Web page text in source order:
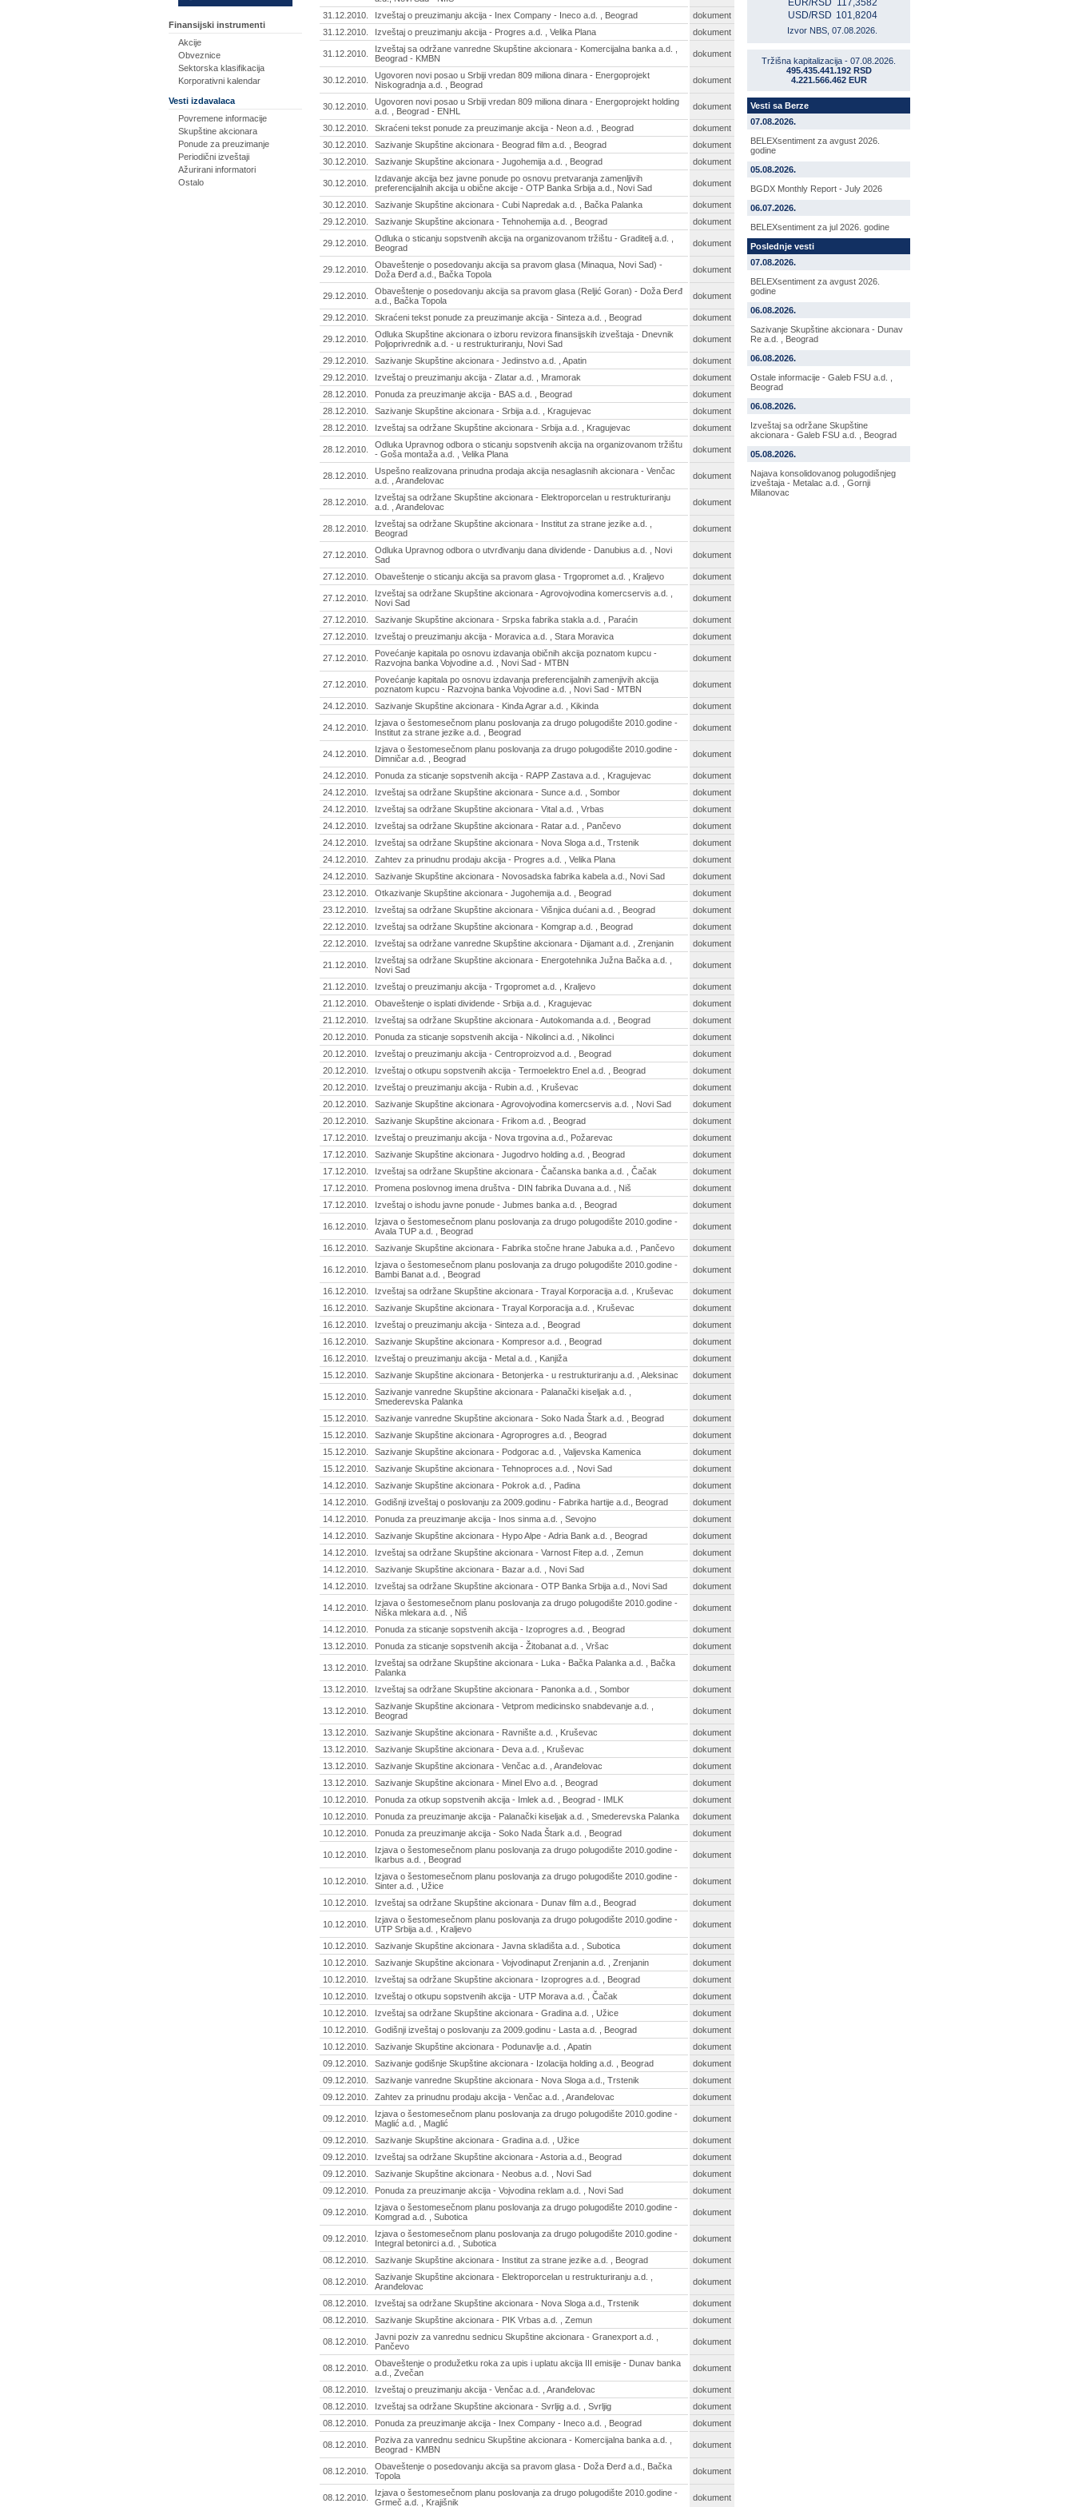
Finansijski instrumenti
Akcije
Obveznice
Sektorska klasifikacija
Korporativni kalendar
Vesti izdavalaca
Povremene informacije
Skupštine akcionara
Ponude za preuzimanje
Periodični izveštaji
Ažurirani informatori
Ostalo
31.12.2010. Izveštaj o preuzimanju akcija - Inex Company - Ineco a.d. , Beograd
dokument
31.12.2010.
Izveštaj o preuzimanju akcija - Progres a.d. , Velika Plana dokument
31.12.2010.
Izveštaj sa održane vanredne Skupštine akcionara - Komercijalna banka a.d. ,
Beograd - KMBN
dokument
30.12.2010.
Ugovoren novi posao u Srbiji vredan 809 miliona dinara - Energoprojekt
Niskogradnja a.d. , Beograd
dokument
30.12.2010.
Ugovoren novi posao u Srbiji vredan 809 miliona dinara - Energoprojekt holding
a.d. , Beograd - ENHL
dokument
30.12.2010. Skraćeni tekst ponude za preuzimanje akcija - Neon a.d. , Beograd
dokument
30.12.2010.
Sazivanje Skupštine akcionara - Beograd film a.d. , Beograd
dokument
30.12.2010.
Sazivanje Skupštine akcionara - Jugohemija a.d. , Beograd dokument
30.12.2010.
Izdavanje akcija bez javne ponude po osnovu pretvaranja zamenljivih
preferencijalnih akcija u obične akcije - OTP Banka Srbija a.d., Novi Sad
dokument
30.12.2010. Sazivanje Skupštine akcionara - Cubi Napredak a.d. , Bačka Palanka
dokument
29.12.2010.
Sazivanje Skupštine akcionara - Tehnohemija a.d. , Beograd dokument
29.12.2010.
Odluka o sticanju sopstvenih akcija na organizovanom tržištu - Graditelj a.d. ,
Beograd
dokument
29.12.2010.
Obaveštenje o posedovanju akcija sa pravom glasa (Minaqua, Novi Sad) -
Doža Đerđ a.d., Bačka Topola
dokument
29.12.2010.
Obaveštenje o posedovanju akcija sa pravom glasa (Reljić Goran) - Doža Đerđ
a.d., Bačka Topola
dokument
29.12.2010. Skraćeni tekst ponude za preuzimanje akcija - Sinteza a.d. , Beograd dokument
29.12.2010.
Odluka Skupštine akcionara o izboru revizora finansijskih izveštaja - Dnevnik
Poljoprivrednik a.d. - u restrukturiranju, Novi Sad
dokument
29.12.2010. Sazivanje Skupštine akcionara - Jedinstvo a.d. , Apatin
dokument
29.12.2010.
Izveštaj o preuzimanju akcija - Zlatar a.d. , Mramorak
dokument
28.12.2010.
Ponuda za preuzimanje akcija - BAS a.d. , Beograd
dokument
28.12.2010.
Sazivanje Skupštine akcionara - Srbija a.d. , Kragujevac
dokument
28.12.2010.
Izveštaj sa održane Skupštine akcionara - Srbija a.d. , Kragujevac dokument
28.12.2010.
Odluka Upravnog odbora o sticanju sopstvenih akcija na organizovanom tržištu
- Goša montaža a.d. , Velika Plana
dokument
28.12.2010.
Uspešno realizovana prinudna prodaja akcija nesaglasnih akcionara - Venčac
a.d. , Aranđelovac
dokument
28.12.2010.
Izveštaj sa održane Skupštine akcionara - Elektroporcelan u restrukturiranju
a.d. , Aranđelovac
dokument
28.12.2010.
Izveštaj sa održane Skupštine akcionara - Institut za strane jezike a.d. ,
Beograd
dokument
27.12.2010.
Odluka Upravnog odbora o utvrđivanju dana dividende - Danubius a.d. , Novi
Sad
dokument
27.12.2010. Obaveštenje o sticanju akcija sa pravom glasa - Trgopromet a.d. , Kraljevo dokument
27.12.2010.
Izveštaj sa održane Skupštine akcionara - Agrovojvodina komercservis a.d. ,
Novi Sad
dokument
27.12.2010. Sazivanje Skupštine akcionara - Srpska fabrika stakla a.d. , Paraćin
dokument
27.12.2010.
Izveštaj o preuzimanju akcija - Moravica a.d. , Stara Moravica dokument
27.12.2010.
Povećanje kapitala po osnovu izdavanja običnih akcija poznatom kupcu -
Razvojna banka Vojvodine a.d. , Novi Sad - MTBN
dokument
27.12.2010.
Povećanje kapitala po osnovu izdavanja preferencijalnih zamenjivih akcija
poznatom kupcu - Razvojna banka Vojvodine a.d. , Novi Sad - MTBN
dokument
24.12.2010. Sazivanje Skupštine akcionara - Kinđa Agrar a.d. , Kikinda dokument
24.12.2010.
Izjava o šestomesečnom planu poslovanja za drugo polugodište 2010.godine -
Institut za strane jezike a.d. , Beograd
dokument
24.12.2010.
Izjava o šestomesečnom planu poslovanja za drugo polugodište 2010.godine -
Dimničar a.d. , Beograd
dokument
24.12.2010. Ponuda za sticanje sopstvenih akcija - RAPP Zastava a.d. , Kragujevac
dokument
24.12.2010.
Izveštaj sa održane Skupštine akcionara - Sunce a.d. , Sombor
dokument
24.12.2010.
Izveštaj sa održane Skupštine akcionara - Vital a.d. , Vrbas
dokument
24.12.2010.
Izveštaj sa održane Skupštine akcionara - Ratar a.d. , Pančevo
dokument
24.12.2010.
Izveštaj sa održane Skupštine akcionara - Nova Sloga a.d., Trstenik
dokument
24.12.2010.
Zahtev za prinudnu prodaju akcija - Progres a.d. , Velika Plana
dokument
24.12.2010.
Sazivanje Skupštine akcionara - Novosadska fabrika kabela a.d., Novi Sad
dokument
23.12.2010.
Otkazivanje Skupštine akcionara - Jugohemija a.d. , Beograd
dokument
23.12.2010.
Izveštaj sa održane Skupštine akcionara - Višnjica dućani a.d. , Beograd
dokument
22.12.2010.
Izveštaj sa održane Skupštine akcionara - Komgrap a.d. , Beograd
dokument
22.12.2010.
Izveštaj sa održane vanredne Skupštine akcionara - Dijamant a.d. , Zrenjanin dokument
21.12.2010.
Izveštaj sa održane Skupštine akcionara - Energotehnika Južna Bačka a.d. ,
Novi Sad
dokument
21.12.2010. Izveštaj o preuzimanju akcija - Trgopromet a.d. , Kraljevo
dokument
21.12.2010.
Obaveštenje o isplati dividende - Srbija a.d. , Kragujevac
dokument
21.12.2010.
Izveštaj sa održane Skupštine akcionara - Autokomanda a.d. , Beograd
dokument
20.12.2010.
Ponuda za sticanje sopstvenih akcija - Nikolinci a.d. , Nikolinci
dokument
20.12.2010.
Izveštaj o preuzimanju akcija - Centroproizvod a.d. , Beograd
dokument
20.12.2010.
Izveštaj o otkupu sopstvenih akcija - Termoelektro Enel a.d. , Beograd
dokument
20.12.2010.
Izveštaj o preuzimanju akcija - Rubin a.d. , Kruševac
dokument
20.12.2010.
Sazivanje Skupštine akcionara - Agrovojvodina komercservis a.d. , Novi Sad
dokument
20.12.2010.
Sazivanje Skupštine akcionara - Frikom a.d. , Beograd
dokument
17.12.2010.
Izveštaj o preuzimanju akcija - Nova trgovina a.d., Požarevac
dokument
17.12.2010.
Sazivanje Skupštine akcionara - Jugodrvo holding a.d. , Beograd
dokument
17.12.2010.
Izveštaj sa održane Skupštine akcionara - Čačanska banka a.d. , Čačak
dokument
17.12.2010.
Promena poslovnog imena društva - DIN fabrika Duvana a.d. , Niš
dokument
17.12.2010.
Izveštaj o ishodu javne ponude - Jubmes banka a.d. , Beograd dokument
16.12.2010.
Izjava o šestomesečnom planu poslovanja za drugo polugodište 2010.godine -
Avala TUP a.d. , Beograd
dokument
16.12.2010. Sazivanje Skupštine akcionara - Fabrika stočne hrane Jabuka a.d. , Pančevo dokument
16.12.2010.
Izjava o šestomesečnom planu poslovanja za drugo polugodište 2010.godine -
Bambi Banat a.d. , Beograd
dokument
16.12.2010. Izveštaj sa održane Skupštine akcionara - Trayal Korporacija a.d. , Kruševac
dokument
16.12.2010.
Sazivanje Skupštine akcionara - Trayal Korporacija a.d. , Kruševac
dokument
16.12.2010.
Izveštaj o preuzimanju akcija - Sinteza a.d. , Beograd
dokument
16.12.2010.
Sazivanje Skupštine akcionara - Kompresor a.d. , Beograd
dokument
16.12.2010.
Izveštaj o preuzimanju akcija - Metal a.d. , Kanjiža
dokument
15.12.2010.
Sazivanje Skupštine akcionara - Betonjerka - u restrukturiranju a.d. , Aleksinac dokument
15.12.2010.
Sazivanje vanredne Skupštine akcionara - Palanački kiseljak a.d. ,
Smederevska Palanka
dokument
15.12.2010. Sazivanje vanredne Skupštine akcionara - Soko Nada Štark a.d. , Beograd
dokument
15.12.2010.
Sazivanje Skupštine akcionara - Agroprogres a.d. , Beograd
dokument
15.12.2010.
Sazivanje Skupštine akcionara - Podgorac a.d. , Valjevska Kamenica
dokument
15.12.2010.
Sazivanje Skupštine akcionara - Tehnoproces a.d. , Novi Sad
dokument
14.12.2010.
Sazivanje Skupštine akcionara - Pokrok a.d. , Padina
dokument
14.12.2010.
Godišnji izveštaj o poslovanju za 2009.godinu - Fabrika hartije a.d., Beograd
dokument
14.12.2010.
Ponuda za preuzimanje akcija - Inos sinma a.d. , Sevojno
dokument
14.12.2010.
Sazivanje Skupštine akcionara - Hypo Alpe - Adria Bank a.d. , Beograd
dokument
14.12.2010.
Izveštaj sa održane Skupštine akcionara - Varnost Fitep a.d. , Zemun
dokument
14.12.2010.
Sazivanje Skupštine akcionara - Bazar a.d. , Novi Sad
dokument
14.12.2010.
Izveštaj sa održane Skupštine akcionara - OTP Banka Srbija a.d., Novi Sad dokument
14.12.2010.
Izjava o šestomesečnom planu poslovanja za drugo polugodište 2010.godine -
Niška mlekara a.d. , Niš
dokument
14.12.2010. Ponuda za sticanje sopstvenih akcija - Izoprogres a.d. , Beograd
dokument
13.12.2010.
Ponuda za sticanje sopstvenih akcija - Žitobanat a.d. , Vršac dokument
13.12.2010.
Izveštaj sa održane Skupštine akcionara - Luka - Bačka Palanka a.d. , Bačka
Palanka
dokument
13.12.2010. Izveštaj sa održane Skupštine akcionara - Panonka a.d. , Sombor dokument
13.12.2010.
Sazivanje Skupštine akcionara - Vetprom medicinsko snabdevanje a.d. ,
Beograd
dokument
13.12.2010. Sazivanje Skupštine akcionara - Ravnište a.d. , Kruševac
dokument
13.12.2010.
Sazivanje Skupštine akcionara - Deva a.d. , Kruševac
dokument
13.12.2010.
Sazivanje Skupštine akcionara - Venčac a.d. , Aranđelovac
dokument
13.12.2010.
Sazivanje Skupštine akcionara - Minel Elvo a.d. , Beograd
dokument
10.12.2010.
Ponuda za otkup sopstvenih akcija - Imlek a.d. , Beograd - IMLK
dokument
10.12.2010.
Ponuda za preuzimanje akcija - Palanački kiseljak a.d. , Smederevska Palanka
dokument
10.12.2010.
Ponuda za preuzimanje akcija - Soko Nada Štark a.d. , Beograd dokument
10.12.2010.
Izjava o šestomesečnom planu poslovanja za drugo polugodište 2010.godine -
Ikarbus a.d. , Beograd
dokument
10.12.2010.
Izjava o šestomesečnom planu poslovanja za drugo polugodište 2010.godine -
Sinter a.d. , Užice
dokument
10.12.2010. Izveštaj sa održane Skupštine akcionara - Dunav film a.d., Beograd dokument
10.12.2010.
Izjava o šestomesečnom planu poslovanja za drugo polugodište 2010.godine -
UTP Srbija a.d. , Kraljevo
dokument
10.12.2010. Sazivanje Skupštine akcionara - Javna skladišta a.d. , Subotica
dokument
10.12.2010.
Sazivanje Skupštine akcionara - Vojvodinaput Zrenjanin a.d. , Zrenjanin
dokument
10.12.2010.
Izveštaj sa održane Skupštine akcionara - Izoprogres a.d. , Beograd
dokument
10.12.2010.
Izveštaj o otkupu sopstvenih akcija - UTP Morava a.d. , Čačak
dokument
10.12.2010.
Izveštaj sa održane Skupštine akcionara - Gradina a.d. , Užice
dokument
10.12.2010.
Godišnji izveštaj o poslovanju za 2009.godinu - Lasta a.d. , Beograd
dokument
10.12.2010.
Sazivanje Skupštine akcionara - Podunavlje a.d. , Apatin
dokument
09.12.2010.
Sazivanje godišnje Skupštine akcionara - Izolacija holding a.d. , Beograd
dokument
09.12.2010.
Sazivanje vanredne Skupštine akcionara - Nova Sloga a.d., Trstenik
dokument
09.12.2010.
Zahtev za prinudnu prodaju akcija - Venčac a.d. , Aranđelovac dokument
09.12.2010.
Izjava o šestomesečnom planu poslovanja za drugo polugodište 2010.godine -
Maglić a.d. , Maglić
dokument
09.12.2010. Sazivanje Skupštine akcionara - Gradina a.d. , Užice
dokument
09.12.2010.
Izveštaj sa održane Skupštine akcionara - Astoria a.d., Beograd
dokument
09.12.2010.
Sazivanje Skupštine akcionara - Neobus a.d. , Novi Sad
dokument
09.12.2010.
Ponuda za preuzimanje akcija - Vojvodina reklam a.d. , Novi Sad dokument
09.12.2010.
Izjava o šestomesečnom planu poslovanja za drugo polugodište 2010.godine -
Komgrad a.d. , Subotica
dokument
09.12.2010.
Izjava o šestomesečnom planu poslovanja za drugo polugodište 2010.godine -
Integral betonirci a.d. , Subotica
dokument
08.12.2010. Sazivanje Skupštine akcionara - Institut za strane jezike a.d. , Beograd dokument
08.12.2010.
Sazivanje Skupštine akcionara - Elektroporcelan u restrukturiranju a.d. ,
Aranđelovac
dokument
08.12.2010. Izveštaj sa održane Skupštine akcionara - Nova Sloga a.d., Trstenik
dokument
08.12.2010.
Sazivanje Skupštine akcionara - PIK Vrbas a.d. , Zemun dokument
08.12.2010.
Javni poziv za vanrednu sednicu Skupštine akcionara - Granexport a.d. ,
Pančevo
dokument
08.12.2010.
Obaveštenje o produžetku roka za upis i uplatu akcija III emisije - Dunav banka
a.d., Zvečan
dokument
08.12.2010. Izveštaj o preuzimanju akcija - Venčac a.d. , Aranđelovac
dokument
08.12.2010.
Izveštaj sa održane Skupštine akcionara - Svrljig a.d. , Svrljig
dokument
08.12.2010.
Ponuda za preuzimanje akcija - Inex Company - Ineco a.d. , Beograd dokument
08.12.2010.
Poziva za vanrednu sednicu Skupštine akcionara - Komercijalna banka a.d. ,
Beograd - KMBN
dokument
08.12.2010.
Obaveštenje o posedovanju akcija sa pravom glasa - Doža Đerđ a.d., Bačka
Topola
dokument
08.12.2010.
Izjava o šestomesečnom planu poslovanja za drugo polugodište 2010.godine -
Grmeč a.d. , Krajišnik
dokument
EUR/RSD 117,3582
USD/RSD 101,8204
Izvor NBS, 07.08.2026.
Tržišna kapitalizacija - 07.08.2026.
495.435.441.192 RSD
4.221.566.462 EUR
Vesti sa Berze
07.08.2026.
BELEXsentiment za avgust 2026.
godine
05.08.2026.
BGDX Monthly Report - July 2026
06.07.2026.
BELEXsentiment za jul 2026. godine
Poslednje vesti
07.08.2026.
BELEXsentiment za avgust 2026.
godine
06.08.2026.
Sazivanje Skupštine akcionara - Dunav
Re a.d. , Beograd
06.08.2026.
Ostale informacije - Galeb FSU a.d. ,
Beograd
06.08.2026.
Izveštaj sa održane Skupštine
akcionara - Galeb FSU a.d. , Beograd
05.08.2026.
Najava konsolidovanog polugodišnjeg
izveštaja - Metalac a.d. , Gornji
Milanovac